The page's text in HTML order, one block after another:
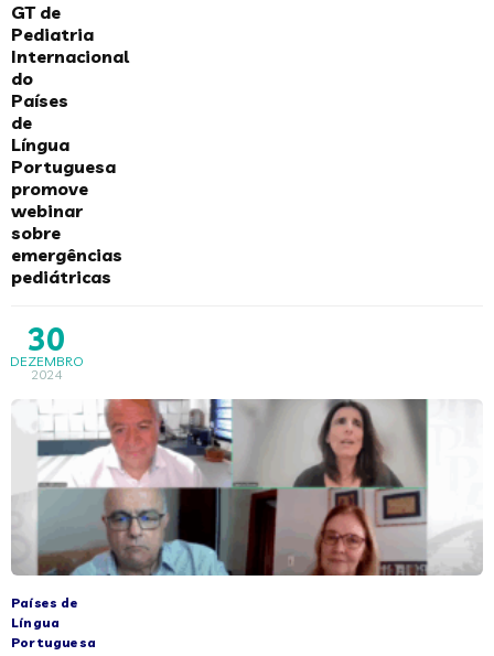
GT de
Pediatria
Internacional
do
Países
de
Língua
Portuguesa
promove
webinar
sobre
emergências
pediátricas
30
DEZEMBRO
2024
Países de
Língua
Portuguesa